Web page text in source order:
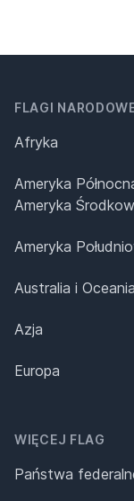
FLAGI
Afryka
Ameryka
Ameryka
Ameryka
Australia i Oceania
Azja
Europa
WIĘCEJ FLAG
Państwa